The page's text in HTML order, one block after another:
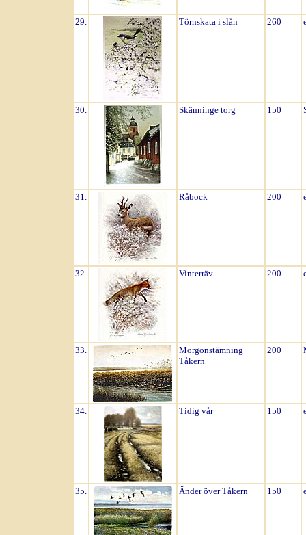
29. Törnskata i slån 260
30. Skänninge torg 150
31. Råbock 200
32. Vinterräv 200
33.
Morgonstämning
Tåkern
200
34. Tidig vår 150
35. Änder över Tåkern 150